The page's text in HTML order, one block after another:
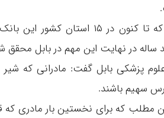
.
وی با بیان این که تا کنون در
در نهایت این مهم در بابل محقق
پزشکی بابل گفت: مادرانی که شیر
سهیم باشند.
مطلب که برای نخستین بار مادری که